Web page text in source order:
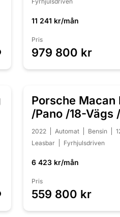
11 241 kr/mån
Pris
979 800 kr
Porsche Macan
/Pano /18-Vägs
Spec
2022 Automat Bensin
Leasbar
Fyrhjulsdriven
6 423 kr/mån
Pris
559 800 kr